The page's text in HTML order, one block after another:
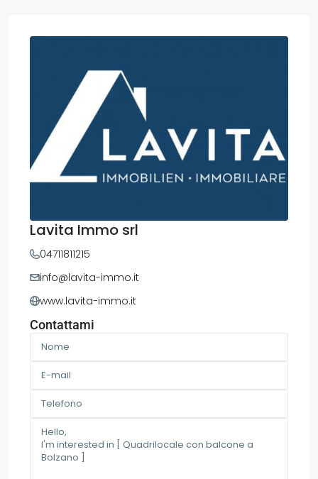
Lavita Immo srl
04711811215
info@lavita-immo.it
www.lavita-immo.it
Contattami